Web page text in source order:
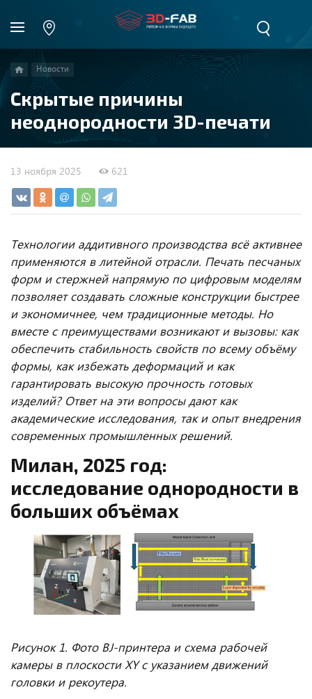
Новости
Скрытые причины
неоднородности 3D-печати
13 ноября 2025 621
Технологии аддитивного производства всё активнее
применяются в литейной отрасли. Печать песчаных
форм и стержней напрямую по цифровым моделям
позволяет создавать сложные конструкции быстрее
и экономичнее, чем традиционные методы. Но
вместе с преимуществами возникают и вызовы: как
обеспечить стабильность свойств по всему объёму
формы, как избежать деформаций и как
гарантировать высокую прочность готовых
изделий? Ответ на эти вопросы дают как
академические исследования, так и опыт внедрения
современных промышленных решений.
Милан, 2025 год:
исследование однородности в
больших объёмах
Рисунок 1. Фото BJ-принтера и схема рабочей
камеры в плоскости XY с указанием движений
головки и рекоутера.